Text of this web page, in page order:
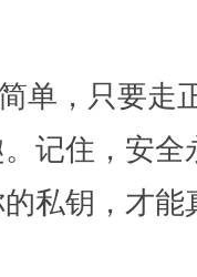
单，只要走
记住，安
私钥，才